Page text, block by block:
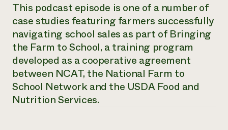
This podcast episode is one of a number of
case studies featuring farmers successfully
navigating school sales as part of Bringing
the Farm to School, a training program
developed as a cooperative agreement
between NCAT, the National Farm to
School Network and the USDA Food and
Nutrition Services.